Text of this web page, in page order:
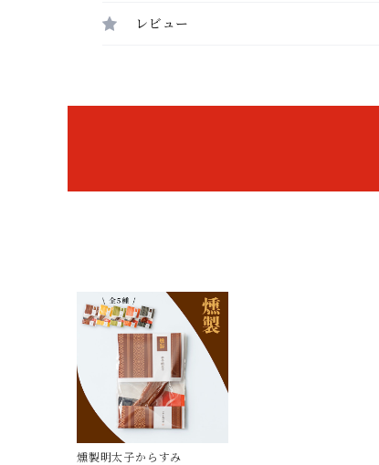
レビュー
燻製明太子からすみ